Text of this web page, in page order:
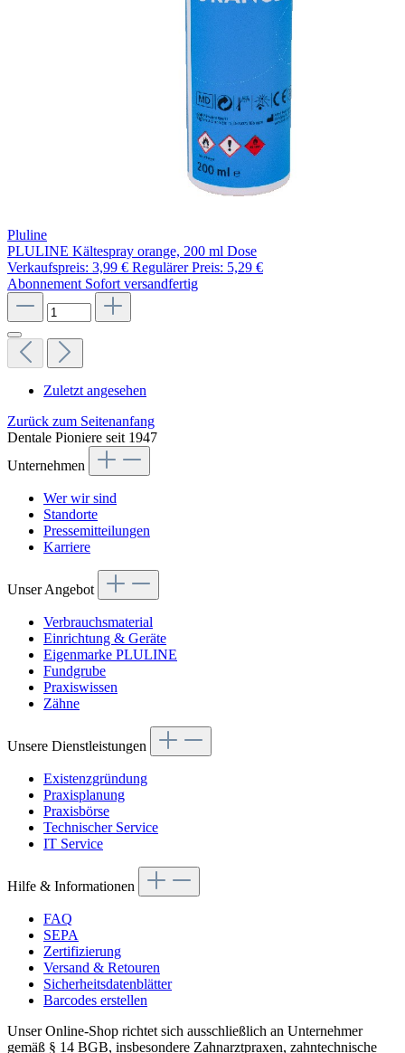
Pluline
PLULINE Kältespray orange, 200 ml Dose
Verkaufspreis: 3,99 € Regulärer Preis: 5,29 €
Abonnement Sofort versandfertig
Zuletzt angesehen
Zurück zum Seitenanfang
Dentale Pioniere seit 1947
Unternehmen
Wer wir sind
Standorte
Pressemitteilungen
Karriere
Unser Angebot
Verbrauchsmaterial
Einrichtung & Geräte
Eigenmarke PLULINE
Fundgrube
Praxiswissen
Zähne
Unsere Dienstleistungen
Existenzgründung
Praxisplanung
Praxisbörse
Technischer Service
IT Service
Hilfe & Informationen
FAQ
SEPA
Zertifizierung
Versand & Retouren
Sicherheitsdatenblätter
Barcodes erstellen
Unser Online-Shop richtet sich ausschließlich an Unternehmer
gemäß § 14 BGB, insbesondere Zahnarztpraxen, zahntechnische